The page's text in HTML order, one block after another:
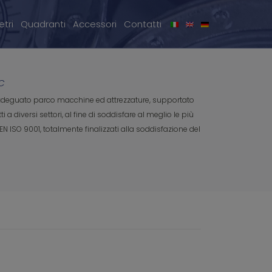
Quadranti Accessori Contatti
parco macchine ed attrezzature, supportato
diversi settori, al fine di soddisfare al meglio le più
ISO 9001, totalmente finalizzati alla soddisfazione del